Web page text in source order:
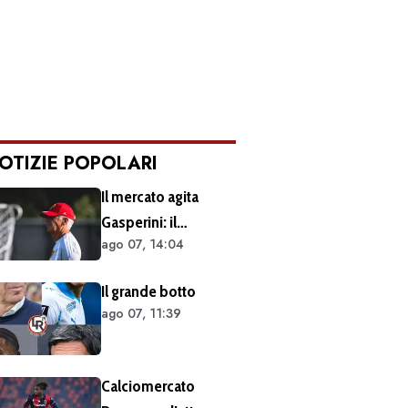
POPOLARI
Il mercato agita
Gasperini: il
retroscena dietro al
Ecco cosa è emerso
dal meeting con la
ago 07, 14:04
Il grande botto
ago 07, 11:39
Calciomercato